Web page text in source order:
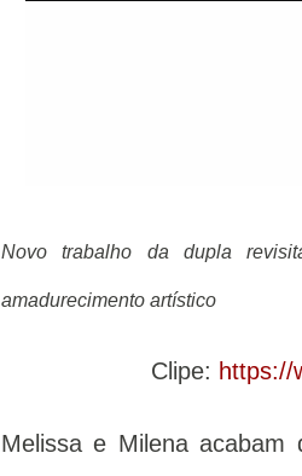
Novo trabalho da dupla revisita sucessos consagrados do sertanejo e marca uma fase de
amadurecimento artístico
Clipe: https://
Melissa e Milena acabam